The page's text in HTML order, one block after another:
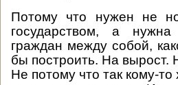
Потому что нужен не
государством, а
граждан между собой,
бы построить. На
Не потому что так кому-то